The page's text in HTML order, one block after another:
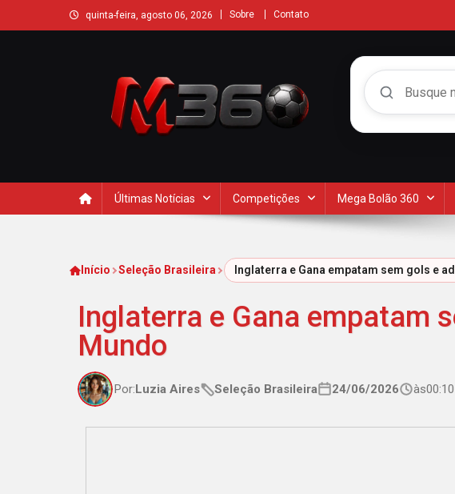
quinta-feira, agosto 06, 2026 Sobre Contato
Buscar no Mengão
Últimas Notícias Competições Mega Bolão 360
Início Seleção Brasileira Inglaterra e Gana empatam sem gols e
Inglaterra e Gana empatam
Mundo
Por:Luzia Aires Seleção Brasileira 24/06/2026 às00:10